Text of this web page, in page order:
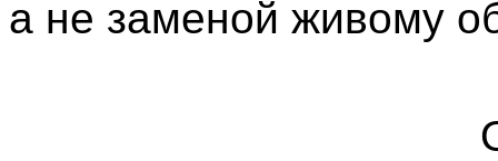
а не заменой живому